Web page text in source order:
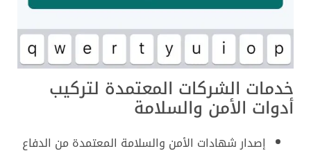
خدمات الشركات المعتمدة لتركيب
أدوات الأمن والسلامة
إصدار شهادات الأمن والسلامة المعتمدة من الدفاع